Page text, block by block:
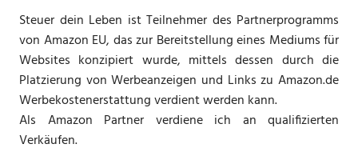
Steuer dein Leben ist Teilnehmer des Partnerprogramms
von Amazon EU, das zur Bereitstellung eines Mediums für
Websites konzipiert wurde, mittels dessen durch die
Platzierung von Werbeanzeigen und Links zu Amazon.de
Werbekostenerstattung verdient werden kann.
Als Amazon Partner verdiene ich an qualifizierten
Verkäufen.